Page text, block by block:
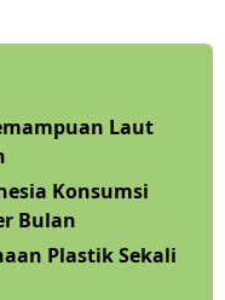
Laut
Konsumsi
Bulan
Plastik Sekali